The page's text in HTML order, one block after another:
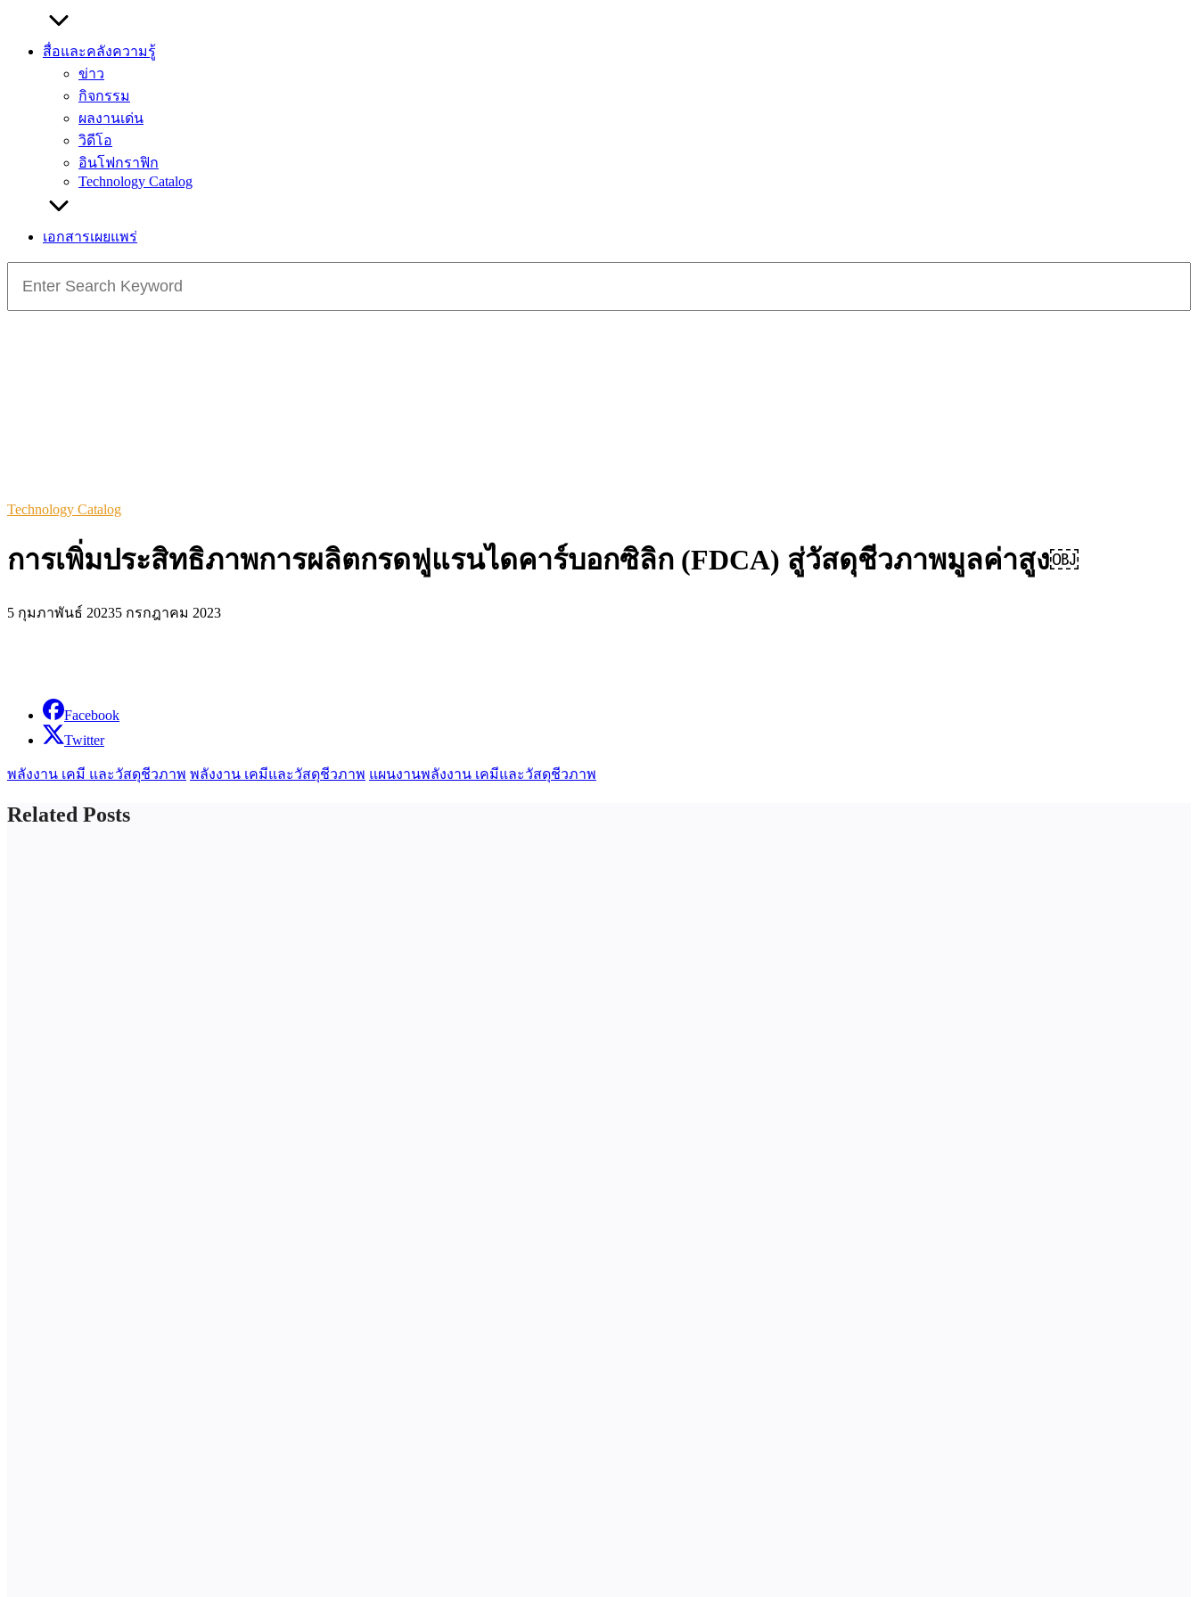
สื่อและคลังความรู้
ข่าว
กิจกรรม
ผลงานเด่น
วิดีโอ
อินโฟกราฟิก
Technology Catalog
เอกสารเผยแพร่
for:
Technology Catalog
การเพิ่มประสิทธิภาพการผลิตกรดฟูแรนไดคาร์บอกซิลิก (FDCA) สู่วัสดุชีวภาพมูลค่าสูง￼
5 กุมภาพันธ์ 20235 กรกฎาคม 2023
Facebook
Twitter
พลังงาน เคมี และวัสดุชีวภาพ พลังงาน เคมีและวัสดุชีวภาพ แผนงานพลังงาน เคมีและวัสดุชีวภาพ
Related Posts